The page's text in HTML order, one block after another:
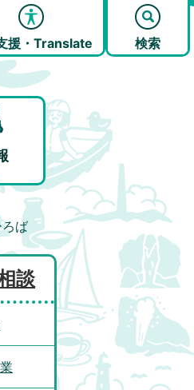
援・Translate 検索
ば
談